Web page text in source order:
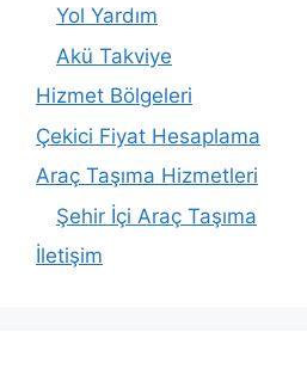
Yol Yardım
Akü Takviye
Hizmet Bölgeleri
Çekici Fiyat Hesaplama
Araç Taşıma Hizmetleri
Şehir İçi Araç Taşıma
İletişim